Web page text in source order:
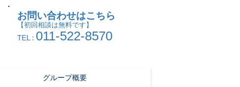
お問い合わせはこちら
【初回相談は無料です】
TEL : 011-522-8570
グループ概要